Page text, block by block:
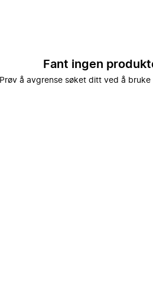
Fant ingen
Prøv å avgrense søket ditt ved å bruke